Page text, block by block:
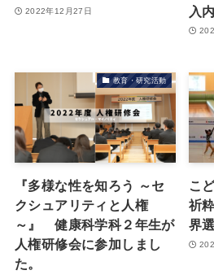
2022年12月27日
入
教育・研究活動
『多様な性を知ろう ～セ
クシュアリティと人権
～』 健康科学科２年生が
人権研修会に参加しまし
た。
こ
祈
界